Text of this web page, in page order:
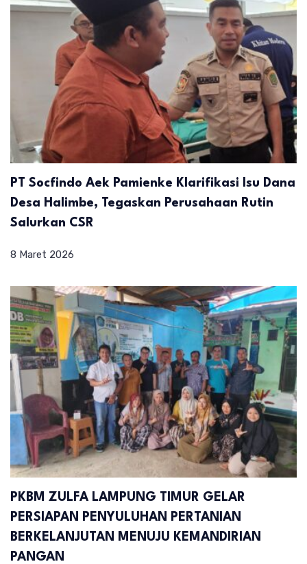
PT Socfindo Aek Pamienke Klarifikasi Isu Dana
Desa Halimbe, Tegaskan Perusahaan Rutin
Salurkan CSR
8 Maret 2026
PKBM ZULFA LAMPUNG TIMUR GELAR
PERSIAPAN PENYULUHAN PERTANIAN
BERKELANJUTAN MENUJU KEMANDIRIAN
PANGAN